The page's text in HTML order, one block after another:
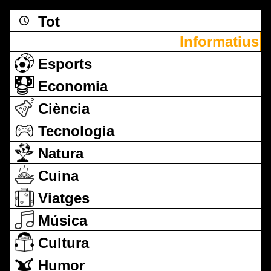
Tot
Informatius
Esports
Economia
Ciència
Tecnologia
Natura
Cuina
Viatges
Música
Cultura
Humor